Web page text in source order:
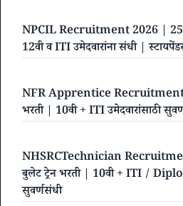
NPCIL Recruitment 2026 | 255
12वी व ITI उमेदवारांना संधी |
NFR Apprentice Recruitment
भरती | 10वी + ITI उमेदवारांसाठी
NHSRCTechnician
बुलेट ट्रेन भरती | 10वी + ITI /
सुवर्णसंधी